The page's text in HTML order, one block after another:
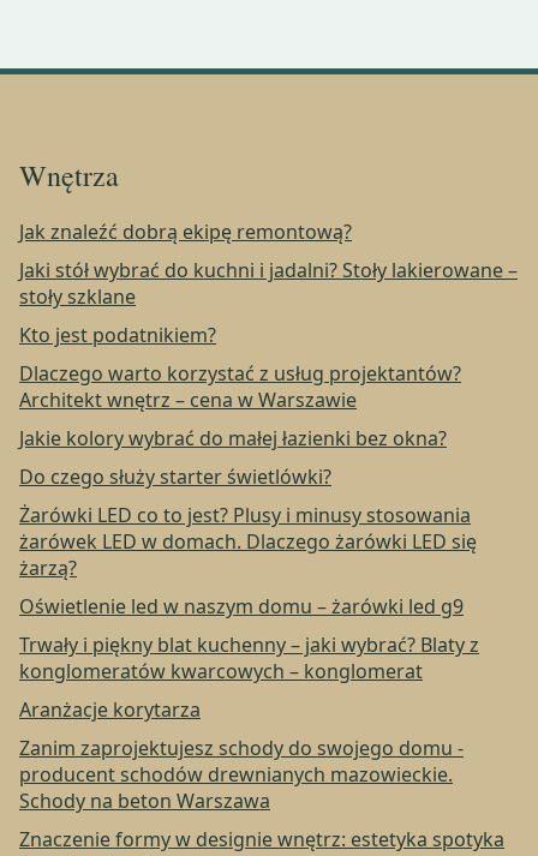
Wnętrza
Jak znaleźć dobrą ekipę remontową?
Jaki stół wybrać do kuchni i jadalni? Stoły lakierowane –
stoły szklane
Kto jest podatnikiem?
Dlaczego warto korzystać z usług projektantów?
Architekt wnętrz – cena w Warszawie
Jakie kolory wybrać do małej łazienki bez okna?
Do czego służy starter świetlówki?
Żarówki LED co to jest? Plusy i minusy stosowania
żarówek LED w domach. Dlaczego żarówki LED się
żarzą?
Oświetlenie led w naszym domu – żarówki led g9
Trwały i piękny blat kuchenny – jaki wybrać? Blaty z
konglomeratów kwarcowych – konglomerat
Aranżacje korytarza
Zanim zaprojektujesz schody do swojego domu -
producent schodów drewnianych mazowieckie.
Schody na beton Warszawa
Znaczenie formy w designie wnętrz: estetyka spotyka